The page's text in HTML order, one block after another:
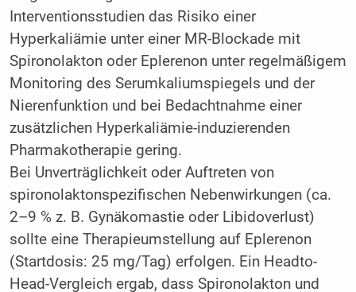
Interventionsstudien das Risiko einer
Hyperkaliämie unter einer MR-Blockade mit
Spironolakton oder Eplerenon unter regelmäßigem
Monitoring des Serumkaliumspiegels und der
Nierenfunktion und bei Bedachtnahme einer
zusätzlichen Hyperkaliämie-induzierenden
Pharmakotherapie gering.
Bei Unverträglichkeit oder Auftreten von
spironolaktonspezifischen Nebenwirkungen (ca.
2–9 % z. B. Gynäkomastie oder Libidoverlust)
sollte eine Therapieumstellung auf Eplerenon
(Startdosis: 25 mg/Tag) erfolgen. Ein Headto-
Head-Vergleich ergab, dass Spironolakton und